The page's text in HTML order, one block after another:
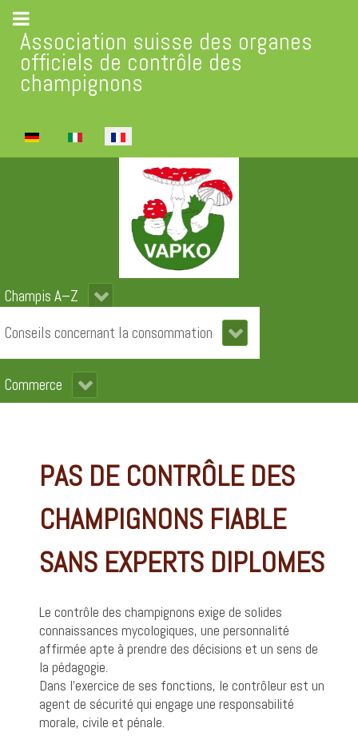
Association suisse des organes
officiels de contrôle des
champignons
Sélectionnez votre langue
Champis A–Z
Conseils concernant la consommation
Commerce
PAS DE CONTRÔLE DES
CHAMPIGNONS FIABLE
SANS EXPERTS DIPLOMES
Le contrôle des champignons exige de solides
connaissances mycologiques, une personnalité
affirmée apte à prendre des décisions et un sens de
la pédagogie.
Dans l’exercice de ses fonctions, le contrôleur est un
agent de sécurité qui engage une responsabilité
morale, civile et pénale.